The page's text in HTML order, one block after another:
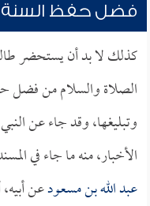
فضل حفظ السنة
كذلك لا بد أن يستحضر
الصلاة والسلام من فضل
وتبليغها، وقد جاء عن
الأخبار، منه ما جاء في
عبد الله بن مسعودعن